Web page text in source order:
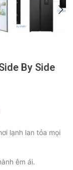
By Side
lạnh lan tỏa mọi
êm ái.